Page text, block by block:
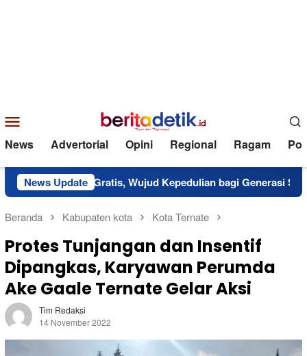
Mobile
News Advertorial Opini Regional Ragam
News Update
Massal Gratis, Wujud Kepedulian bagi Generasi Sehat
Beranda Kabupaten kota Kota Ternate
Protes Tunjangan dan Insentif
Dipangkas, Karyawan Perumda
Ake Gaale Ternate Gelar Aksi
Tim Redaksi
14 November 2022